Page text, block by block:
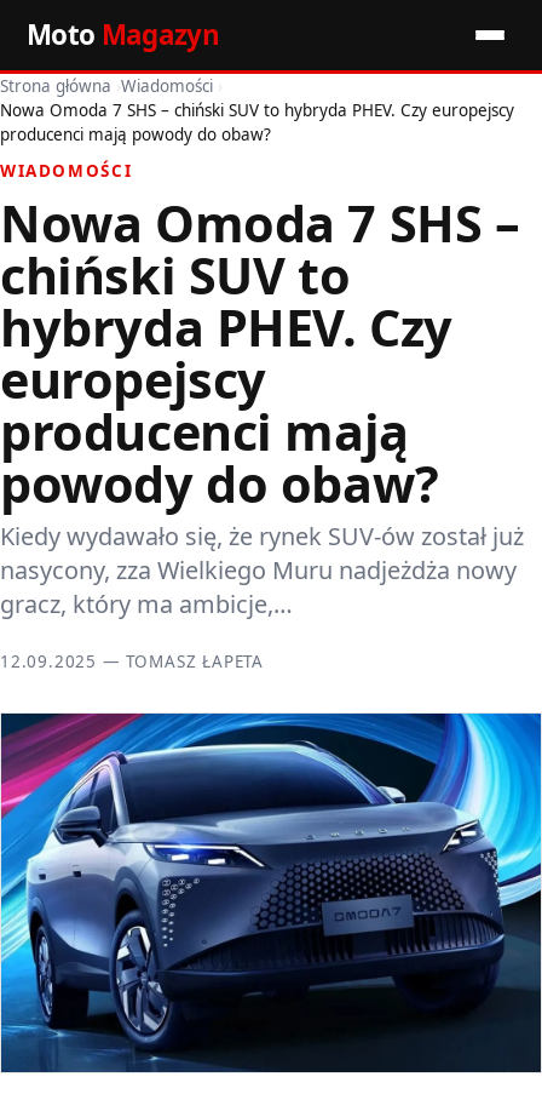
Moto Magazyn
Start
Wiadomości
Premiery
Porady motoryzacyjne
Pozostałe artykuły
Strona główna ›Wiadomości ›
Nowa Omoda 7 SHS – chiński SUV to hybryda PHEV. Czy europejscy
producenci mają powody do obaw?
WIADOMOŚCI
Nowa Omoda 7 SHS –
chiński SUV to
hybryda PHEV. Czy
europejscy
producenci mają
powody do obaw?
Kiedy wydawało się, że rynek SUV-ów został już
nasycony, zza Wielkiego Muru nadjeżdża nowy
gracz, który ma ambicje,…
12.09.2025 — TOMASZ ŁAPETA